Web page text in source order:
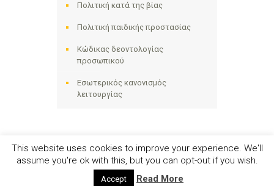
Πολιτική κατά της βίας
Πολιτική παιδικής προστασίας
Κώδικας δεοντολογίας
προσωπικού
Εσωτερικός κανονισμός
λειτουργίας
Ηλιακτίδα ΑΜΚΕ © 2024 - All Right Reserved
Αριθμός Γ.Ε.ΜΗ. 141258642000
This website uses cookies to improve your experience. We'll
assume you're ok with this, but you can opt-out if you wish.
Accept Read More